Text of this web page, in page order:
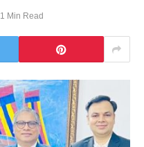
1 Min Read